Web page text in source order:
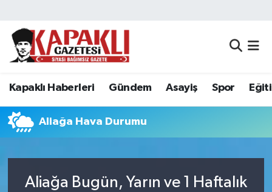
Kapaklı Haberleri Gündem Asayiş Spor
Aliağa Hava Durumu
Aliağa Bugün, Yarın ve 1 Haftalık
Kapaklı Haberleri
Asayiş
Spor
Tekirdağ Nöbetçi Eczaneler
Tekirdağ Namaz Vakitleri
Tekirdağ Trafik Yoğunluk Haritası